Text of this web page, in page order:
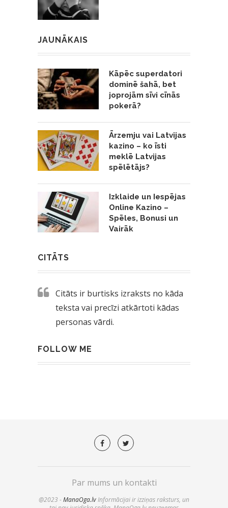
JAUNĀKAIS
Kāpēc superdatori
dominē šahā, bet
joprojām sīvi cīnās
pokerā?
Ārzemju vai Latvijas
kazino – ko īsti
meklē Latvijas
spēlētājs?
Izklaide un Iespējas
Online Kazino –
Spēles, Bonusi un
Vairāk
CITĀTS
Citāts ir burtisks izraksts no kāda
teksta vai precīzi atkārtoti kādas
personas vārdi.
FOLLOW ME
Par mums un kontakti
@2023 - ManaOga.lvInformācijai ir izziņas raksturs, un